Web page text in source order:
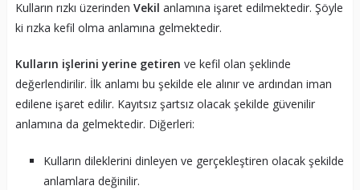
Kulların rızkı üzerinden Vekil anlamına işaret edilmektedir. Şöyle
ki rızka kefil olma anlamına gelmektedir.
Kulların işlerini yerine getiren ve kefil olan şeklinde
değerlendirilir. İlk anlamı bu şekilde ele alınır ve ardından iman
edilene işaret edilir. Kayıtsız şartsız olacak şekilde güvenilir
anlamına da gelmektedir. Diğerleri:
Kulların dileklerini dinleyen ve gerçekleştiren olacak şekilde
anlamlara değinilir.